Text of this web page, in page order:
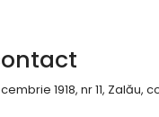
1918, nr 11, Zalău,